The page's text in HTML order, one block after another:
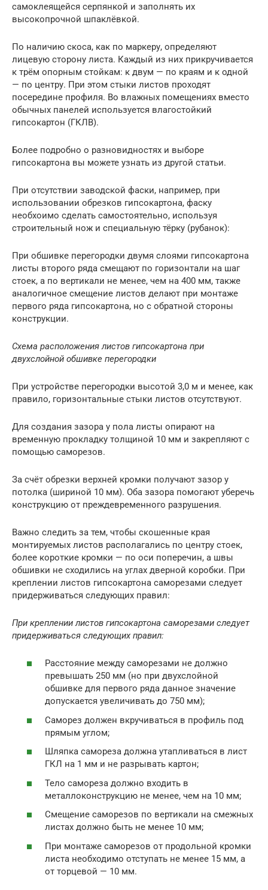
самоклеящейся серпянкой и заполнять их
высокопрочной шпаклёвкой.
По наличию скоса, как по маркеру, определяют
лицевую сторону листа. Каждый из них прикручивается
к трём опорным стойкам: к двум — по краям и к одной
— по центру. При этом стыки листов проходят
посередине профиля. Во влажных помещениях вместо
обычных панелей используется влагостойкий
гипсокартон (ГКЛВ).
Более подробно о разновидностях и выборе
гипсокартона вы можете узнать из другой статьи.
При отсутствии заводской фаски, например, при
использовании обрезков гипсокартона, фаску
необхоимо сделать самостоятельно, используя
строительный нож и специальную тёрку (рубанок):
При обшивке перегородки двумя слоями гипсокартона
листы второго ряда смещают по горизонтали на шаг
стоек, а по вертикали не менее, чем на 400 мм, также
аналогичное смещение листов делают при монтаже
первого ряда гипсокартона, но с обратной стороны
конструкции.
Схема расположения листов гипсокартона при
двухслойной обшивке перегородки
При устройстве перегородки высотой 3,0 м и менее, как
правило, горизонтальные стыки листов отсутствуют.
Для создания зазора у пола листы опирают на
временную прокладку толщиной 10 мм и закрепляют с
помощью саморезов.
За счёт обрезки верхней кромки получают зазор у
потолка (шириной 10 мм). Оба зазора помогают уберечь
конструкцию от преждевременного разрушения.
Важно следить за тем, чтобы скошенные края
монтируемых листов располагались по центру стоек,
более короткие кромки — по оси поперечин, а швы
обшивки не сходились на углах дверной коробки. При
креплении листов гипсокартона саморезами следует
придерживаться следующих правил:
При креплении листов гипсокартона саморезами следует
придерживаться следующих правил:
Расстояние между саморезами не должно
превышать 250 мм (но при двухслойной
обшивке для первого ряда данное значение
допускается увеличивать до 750 мм);
Саморез должен вкручиваться в профиль под
прямым углом;
Шляпка самореза должна утапливаться в лист
ГКЛ на 1 мм и не разрывать картон;
Тело самореза должно входить в
металлоконструкцию не менее, чем на 10 мм;
Смещение саморезов по вертикали на смежных
листах должно быть не менее 10 мм;
При монтаже саморезов от продольной кромки
листа необходимо отступать не менее 15 мм, а
от торцевой — 10 мм.